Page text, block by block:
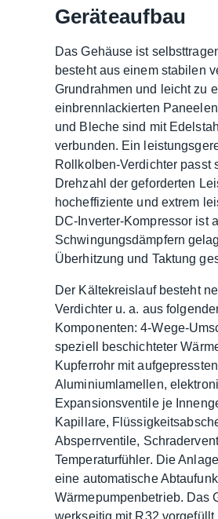
Geräteaufbau
Das Gehäuse ist
besteht aus einem stabilen
Grundrahmen und leicht zu
einbrennlackierten
und Bleche sind mit
verbunden. Ein
Rollkolben-Verdichter passt
Drehzahl der geforderten
hocheffiziente und extrem
DC-Inverter-Kompressor ist
Schwingungsdämpfern
Überhitzung und Taktung
Der Kältekreislauf besteht
Verdichter u. a. aus
Komponenten: 4-Wege-
speziell beschichteter
Kupferrohr mit aufgepressten
Aluminiumlamellen,
Expansionsventile je
Kapillare,
Absperrventile,
Temperaturfühler. Die
eine automatische
Wärmepumpenbetrieb. Das
werkseitig mit R32 vorgefüllt.